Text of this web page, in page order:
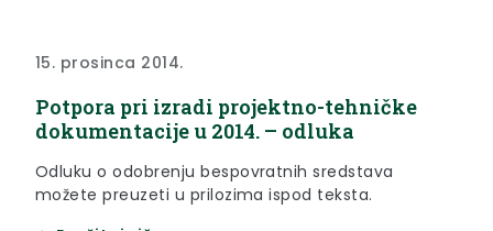
15. prosinca 2014.
Potpora pri izradi projektno-tehničke
dokumentacije u 2014. – odluka
Odluku o odobrenju bespovratnih sredstava
možete preuzeti u prilozima ispod teksta.